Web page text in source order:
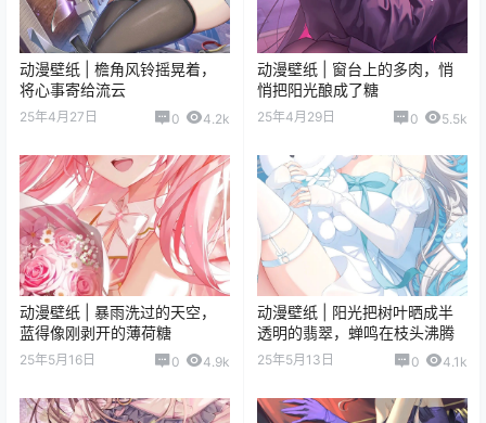
动漫壁纸 | 檐角风铃摇晃着，
将心事寄给流云
25年4月27日 0 4.2k
动漫壁纸 | 窗台上的多肉，悄
悄把阳光酿成了糖
25年4月29日 0 5.5k
动漫壁纸 | 暴雨洗过的天空，
蓝得像刚剥开的薄荷糖
25年5月16日 0 4.9k
动漫壁纸 | 阳光把树叶晒成半
透明的翡翠，蝉鸣在枝头沸腾
25年5月13日 0 4.1k